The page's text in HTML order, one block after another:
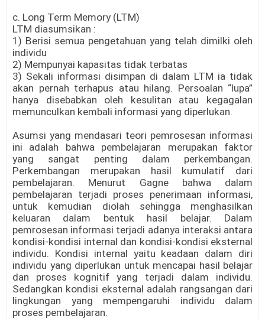
c. Long Term Memory (LTM)
LTM diasumsikan :
1) Berisi semua pengetahuan yang telah dimilki oleh
individu
2) Mempunyai kapasitas tidak terbatas
3) Sekali informasi disimpan di dalam LTM ia tidak
akan pernah terhapus atau hilang. Persoalan “lupa”
hanya disebabkan oleh kesulitan atau kegagalan
memunculkan kembali informasi yang diperlukan.
Asumsi yang mendasari teori pemrosesan informasi
ini adalah bahwa pembelajaran merupakan faktor
yang sangat penting dalam perkembangan.
Perkembangan merupakan hasil kumulatif dari
pembelajaran. Menurut Gagne bahwa dalam
pembelajaran terjadi proses penerimaan informasi,
untuk kemudian diolah sehingga menghasilkan
keluaran dalam bentuk hasil belajar. Dalam
pemrosesan informasi terjadi adanya interaksi antara
kondisi-kondisi internal dan kondisi-kondisi eksternal
individu. Kondisi internal yaitu keadaan dalam diri
individu yang diperlukan untuk mencapai hasil belajar
dan proses kognitif yang terjadi dalam individu.
Sedangkan kondisi eksternal adalah rangsangan dari
lingkungan yang mempengaruhi individu dalam
proses pembelajaran.